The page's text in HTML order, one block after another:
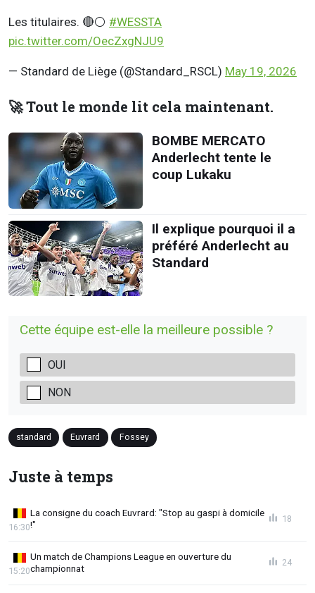
Les titulaires. 🔴⚪️ #WESSTA
pic.twitter.com/OecZxgNJU9
— Standard de Liège (@Standard_RSCL) May 19, 2026
🚀 Tout le monde lit cela maintenant.
BOMBE MERCATO
Anderlecht tente le
coup Lukaku
Il explique pourquoi il a
préféré Anderlecht au
Standard
Cette équipe est-elle la meilleure possible ?
OUI
NON
standard Euvrard Fossey
Juste à temps
La consigne du coach Euvrard: "Stop au gaspi à domicile
!"
16:30
18
Un match de Champions League en ouverture du
championnat
15:20
24